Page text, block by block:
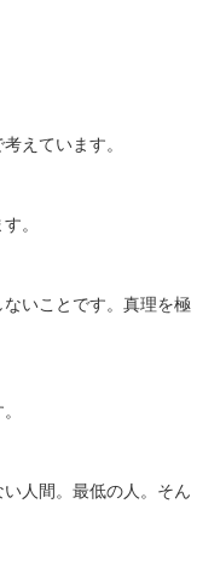
えています。
。
いことです。真理を極
人間。最低の人。そん